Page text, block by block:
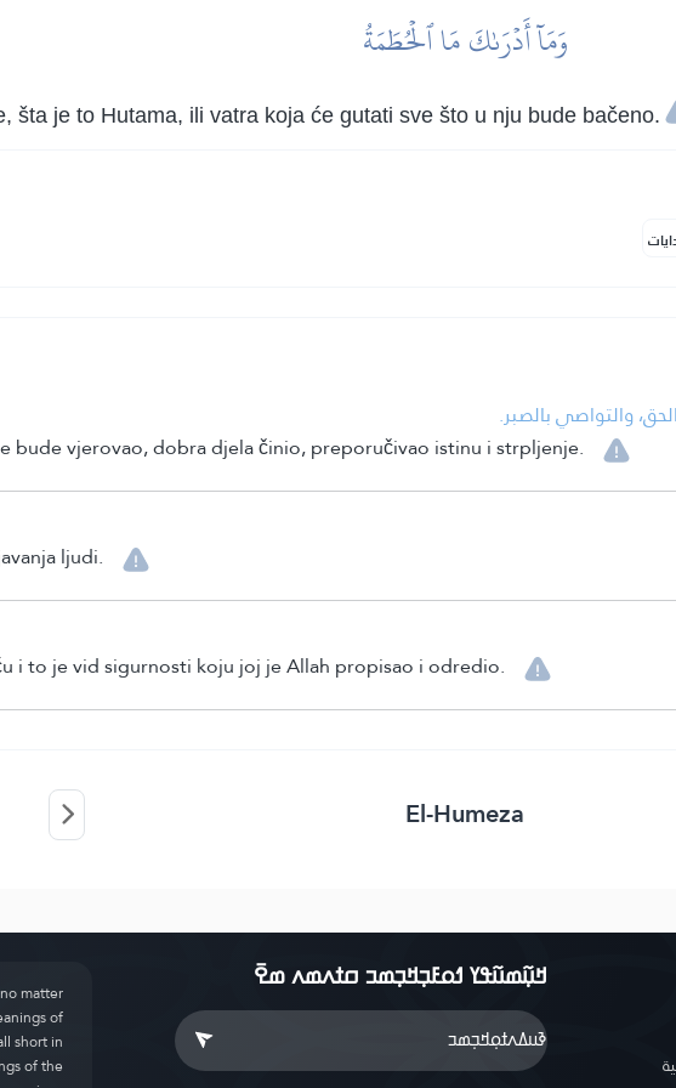
وَمَآ أَدۡرَىٰكَ مَا ٱلۡحُطَمَةُ
šta je to Hutama, ili vatra koja će gutati sve što u nju bude bačeno.
والتواصي بالصبر.
bude vjerovao, dobra djela činio, preporučivao istinu i strpljenje.
ljudi.
i to je vid sigurnosti koju joj je Allah propisao i odredio.
El-Humeza
ߞߎ߲߬ߘߎ߬ߟߌ ߗߋߓߏ߲ߞߏ߲ߘߏ ߛߙߍߘߍ ߘߐ߫
matter
of
short in
of the